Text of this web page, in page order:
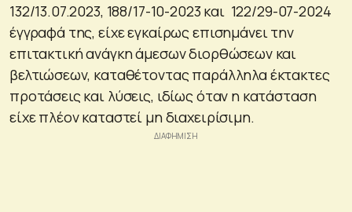
132/13.07.2023, 188/17-10-2023 και 122/29-07-2024
έγγραφά της, είχε εγκαίρως επισημάνει την
επιτακτική ανάγκη άμεσων διορθώσεων και
βελτιώσεων, καταθέτοντας παράλληλα έκτακτες
προτάσεις και λύσεις, ιδίως όταν η κατάσταση
είχε πλέον καταστεί μη διαχειρίσιμη.